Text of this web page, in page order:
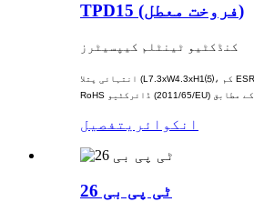
TPD15 (فروخت معطل)
کنڈکٹیو ٹینٹلم کیپسیٹرز
انتہائی پتلا (L7.3xW4.3xH1⑸، کم ESR، ہائی ریپل کرنٹ،
RoHS ڈائرکٹیو (2011/65/EU) کے مطابق
انکوائری تفصیل
ٹی پی بی 26